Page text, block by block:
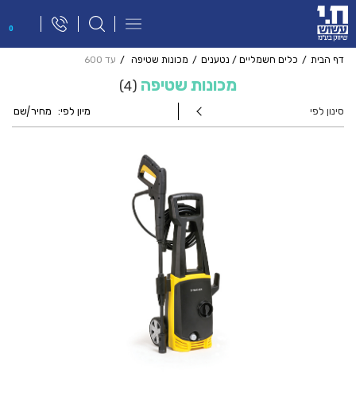
0
פתח
ניווט
דף הבית כלים חשמליים / נטענים מכונות שטיפה עד 600
מכונות שטיפה 4
מיון לפי: מחיר|שם סינון לפי